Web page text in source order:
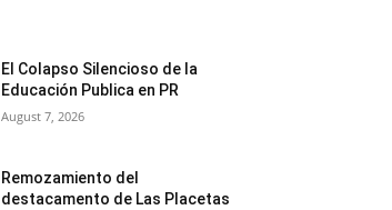
El Colapso Silencioso de la
Educación Publica en PR
August 7, 2026
Remozamiento del
destacamento de Las Placetas